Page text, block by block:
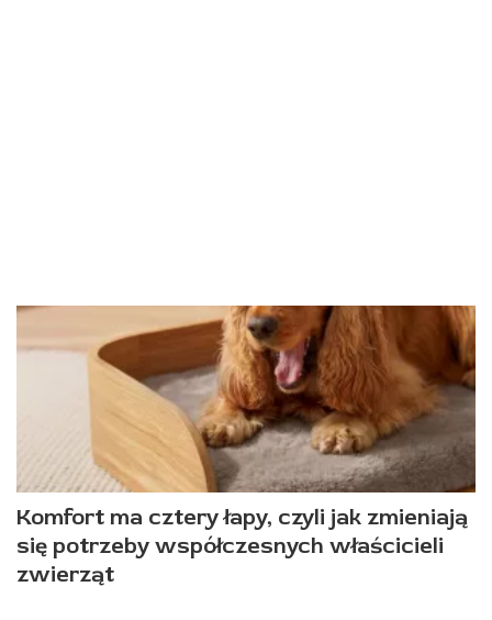
Komfort ma cztery łapy, czyli jak zmieniają
się potrzeby współczesnych właścicieli
zwierząt